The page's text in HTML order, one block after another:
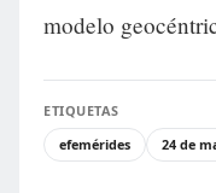
modelo
ETIQUETAS
efemérides
24 de